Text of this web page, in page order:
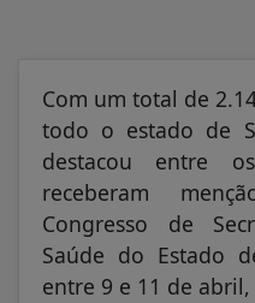
Com um total de
todo o estado de
destacou entre
receberam
Congresso de
Saúde do Estado
entre 9 e 11 de abril,